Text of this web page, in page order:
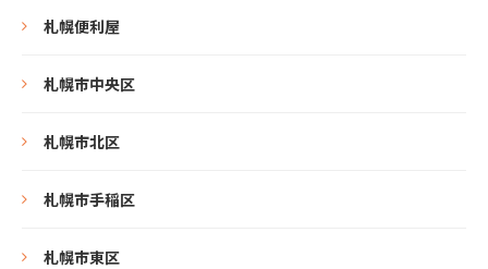
札幌便利屋
札幌市中央区
札幌市北区
札幌市手稲区
札幌市東区